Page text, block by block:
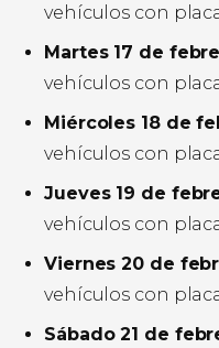
vehículos con
Martes 17 de
vehículos con
Miércoles 18 de
vehículos con
Jueves 19 de
vehículos con
Viernes 20 de
vehículos con
Sábado 21 de